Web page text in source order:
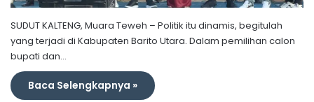
SUDUT KALTENG, Muara Teweh – Politik itu dinamis, begitulah
yang terjadi di Kabupaten Barito Utara. Dalam pemilihan calon
bupati dan…
Baca Selengkapnya »